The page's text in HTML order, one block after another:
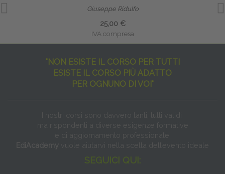
Giuseppe Ridulfo
25,00 €
IVA compresa
"NON ESISTE IL CORSO PER TUTTI
ESISTE IL CORSO PIÙ ADATTO
PER OGNUNO DI VOI"
I nostri corsi sono davvero tanti, tutti validi
ma rispondenti a diverse esigenze formative
e di aggiornamento professionale.
EdiAcademy vuole aiutarvi nella scelta dell’evento ideale
SEGUICI QUI: